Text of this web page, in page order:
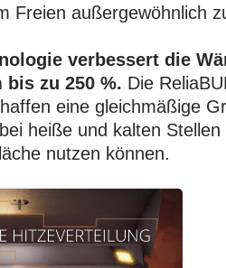
Freien außergewöhnlich
verbessert die
zu 250 %. Die
eine gleichmäßige
heiße und kalten
nutzen können.